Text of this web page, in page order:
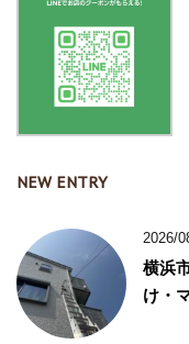
NEW ENTRY
2026/
横浜
け・